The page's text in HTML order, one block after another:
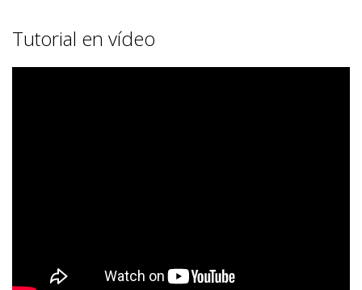
Tutorial en vídeo